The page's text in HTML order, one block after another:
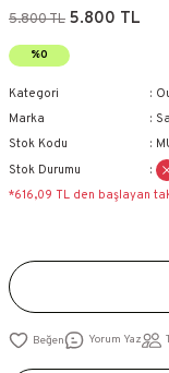
5.800 TL 5.800 TL
%0
Kategori
Marka
Stok Kodu
Stok Durumu
*616,09 TL den başlayan
Yorum Yaz